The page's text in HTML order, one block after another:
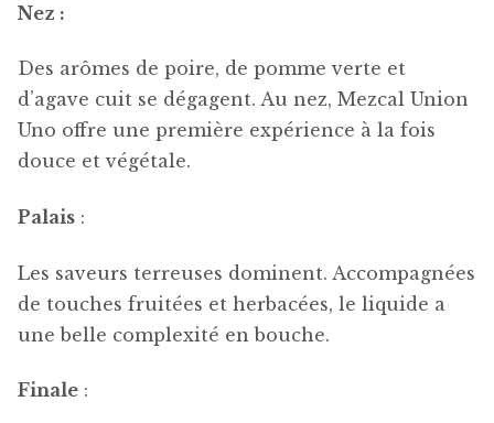
Nez :
Des arômes de poire, de pomme verte et
d’agave cuit se dégagent. Au nez, Mezcal Union
Uno offre une première expérience à la fois
douce et végétale.
Palais :
Les saveurs terreuses dominent. Accompagnées
de touches fruitées et herbacées, le liquide a
une belle complexité en bouche.
Finale :